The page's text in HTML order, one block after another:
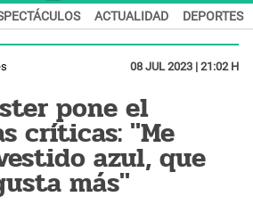
ACTUALIDAD DEPORTES
08 JUL 2023 | 21:02 H
pone el
críticas: "Me
azul, que
más"